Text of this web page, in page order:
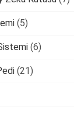
(5)
(6)
(21)